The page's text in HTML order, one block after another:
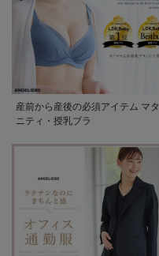
産前から産後の必須アイテム マタ
ニティ・授乳ブラ